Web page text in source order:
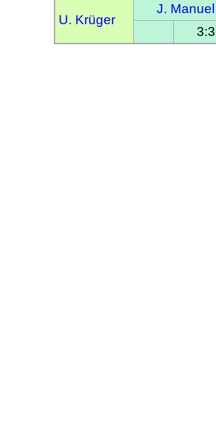
U. Krüger
J. Manuel
3:3